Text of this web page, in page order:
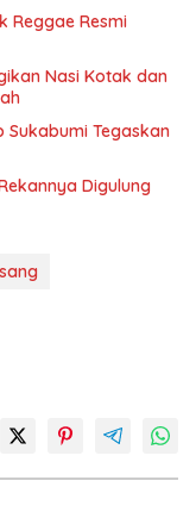
Reggae Resmi
Nasi Kotak dan
Sukabumi Tegaskan
Digulung